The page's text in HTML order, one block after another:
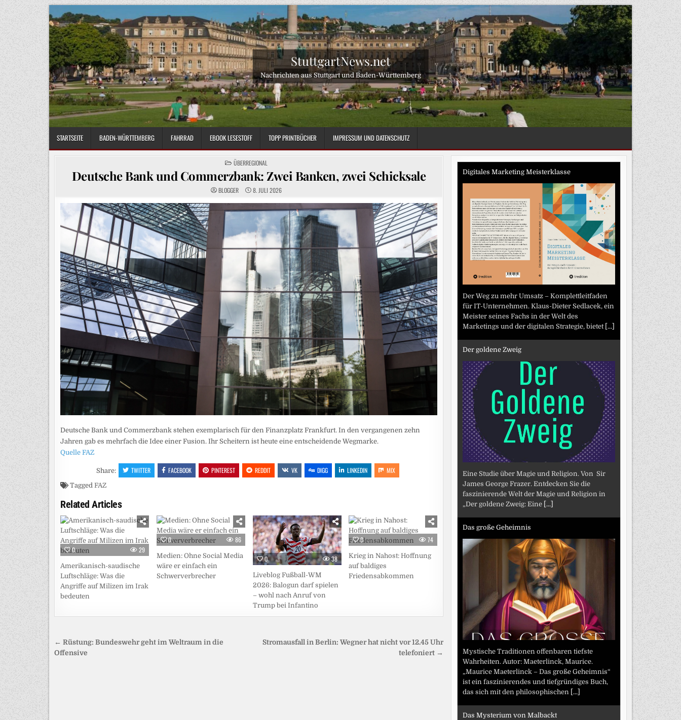
Skip
to
content
StuttgartNews.net
Nachrichten aus Stuttgart und Baden-Württemberg
STARTSEITE BADEN-WÜRTTEMBERG FAHRRAD EBOOK LESESTOFF TOPP PRINTBÜCHER IMPRESSUM UND DATENSCHUTZ
POSTED
IN
ÜBERREGIONAL
Deutsche Bank und Commerzbank: Zwei Banken, zwei Schicksale
BLOGGER 8. JULI 2026
Deutsche Bank und Commerzbank stehen exemplarisch für den Finanzplatz Frankfurt. In den vergangenen zehn
Jahren gab es mehrfach die Idee einer Fusion. Ihr Scheitern ist heute eine entscheidende Wegmarke.
Quelle FAZ
Share: TWITTER FACEBOOK PINTEREST REDDIT VK DIGG LINKEDIN MIX
Tagged FAZ
Related Articles
0 29
Amerikanisch-saudische
Luftschläge: Was die
Angriffe auf Milizen im Irak
bedeuten
0 86
Medien: Ohne Social Media
wäre er einfach ein
Schwerverbrecher
0 38
Liveblog Fußball-WM
2026: Balogun darf spielen
– wohl nach Anruf von
Trump bei Infantino
0 74
Krieg in Nahost: Hoffnung
auf baldiges
Friedensabkommen
Beitragsnavigation
Stromausfall in Berlin: Wegner hat nicht vor 12.45 Uhr
telefoniert →
← Rüstung: Bundeswehr geht im Weltraum in die
Offensive
Digitales Marketing Meisterklasse
Der Weg zu mehr Umsatz – Komplettleitfaden
für IT-Unternehmen. Klaus-Dieter Sedlacek, ein
Meister seines Fachs in der Welt des
Marketings und der digitalen Strategie, bietet [...]
Der goldene Zweig
Eine Studie über Magie und Religion. Von Sir
James George Frazer. Entdecken Sie die
faszinierende Welt der Magie und Religion in
„Der goldene Zweig: Eine [...]
Das große Geheimnis
Mystische Traditionen offenbaren tiefste
Wahrheiten. Autor: Maeterlinck, Maurice.
„Maurice Maeterlinck – Das große Geheimnis“
ist ein faszinierendes und tiefgründiges Buch,
das sich mit den philosophischen [...]
Das Mysterium von Malbackt